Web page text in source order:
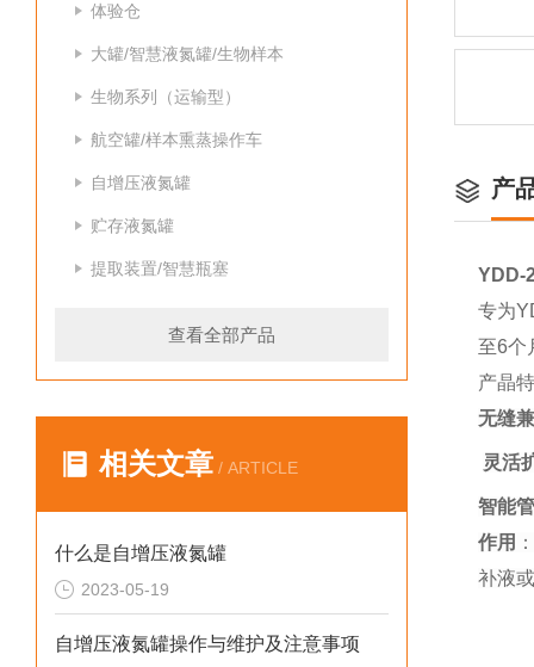
体验仓
大罐/智慧液氮罐/生物样本
生物系列（运输型）
航空罐/样本熏蒸操作车
自增压液氮罐
贮存液氮罐
提取装置/智慧瓶塞
查看全部产品
相关文章 / ARTICLE
什么是自增压液氮罐
2023-05-19
自增压液氮罐操作与维护及注意事项
产
YDD-
专为
至6个
产晶
无缝
灵活
智能
作用
补液